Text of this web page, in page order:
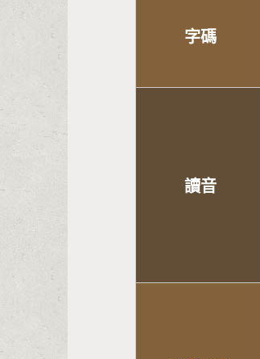
字碼
讀音